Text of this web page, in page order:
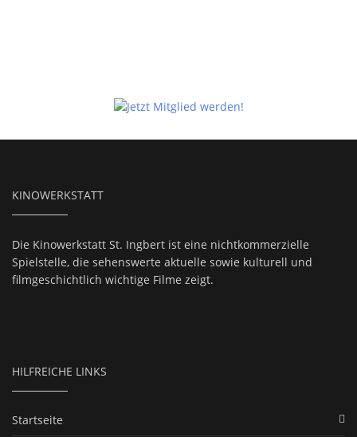
KINOWERKSTATT
Die Kinowerkstatt St. Ingbert ist eine nichtkommerzielle
Spielstelle, die sehenswerte aktuelle sowie kulturell und
filmgeschichtlich wichtige Filme zeigt.
HILFREICHE LINKS
Startseite